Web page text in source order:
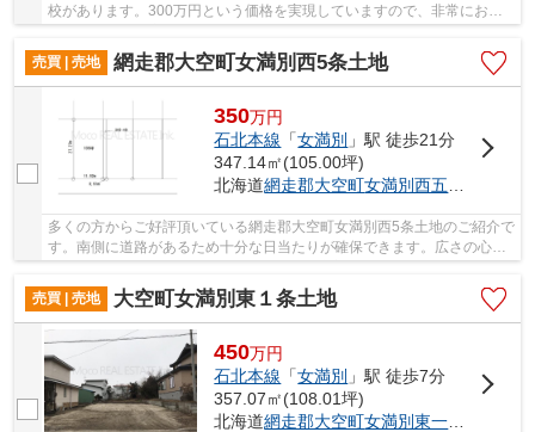
校があります。300万円という価格を実現していますので、非常におす
売買 | 売地
網走郡大空町女満別西5条土地
350万円
石北本線 「女満別 」駅 徒歩21分
347.14㎡(105.00坪)
北海道網走郡大空町女満別西五条
多くの方からご好評頂いている網走郡大空町女満別西5条土地のご紹介で
す。南側に道路があるため十分な日当たりが確保できます。広さの心配
売買 | 売地
大空町女満別東１条土地
450万円
石北本線 「女満別 」駅 徒歩7分
357.07㎡(108.01坪)
北海道網走郡大空町女満別東一条